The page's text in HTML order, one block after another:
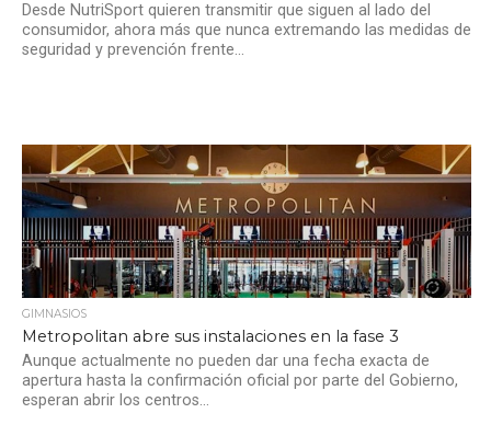
Desde NutriSport quieren transmitir que siguen al lado del
consumidor, ahora más que nunca extremando las medidas de
seguridad y prevención frente...
GIMNASIOS
Metropolitan abre sus instalaciones en la fase 3
Aunque actualmente no pueden dar una fecha exacta de
apertura hasta la confirmación oficial por parte del Gobierno,
esperan abrir los centros...